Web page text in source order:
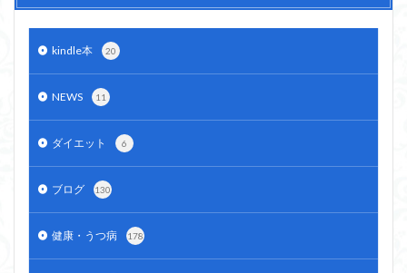
kindle本 20
NEWS 11
ダイエット 6
ブログ 130
健康・うつ病 178